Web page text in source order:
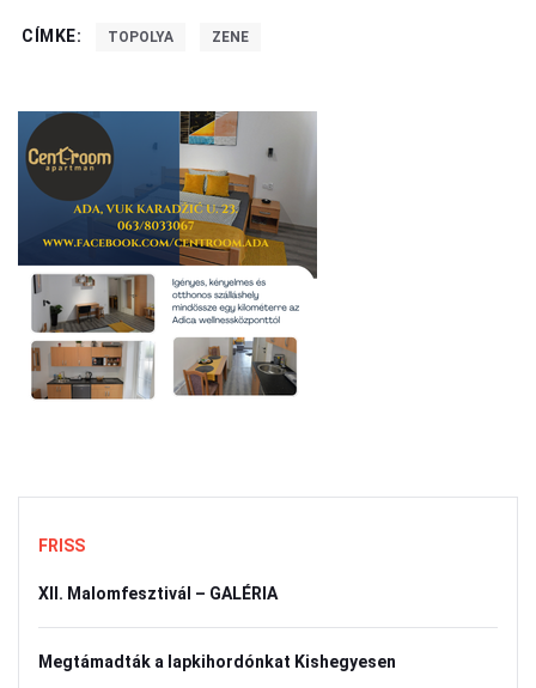
CÍMKE: TOPOLYA ZENE
FRISS
XII. Malomfesztivál – GALÉRIA
Megtámadták a lapkihordónkat Kishegyesen